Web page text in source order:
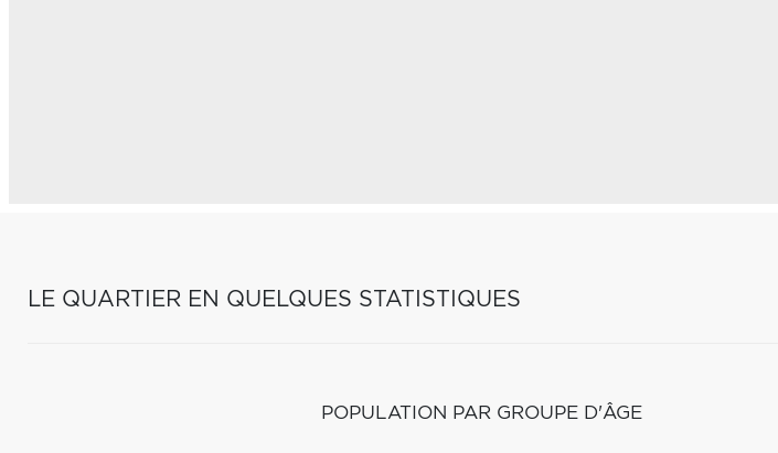
LE QUARTIER EN QUELQUES STATISTIQUES
POPULATION PAR GROUPE D'ÂGE